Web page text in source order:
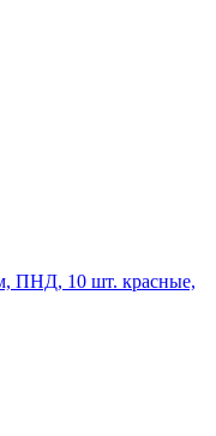
ПНД, 10 шт. красные,